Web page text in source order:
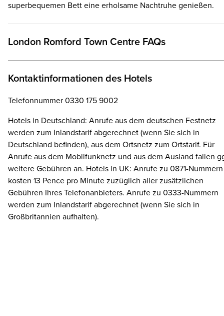
superbequemen Bett eine erholsame Nachtruhe genießen.
London Romford Town Centre FAQs
Kontaktinformationen des Hotels
Telefonnummer 0330 175 9002
Hotels in Deutschland: Anrufe aus dem deutschen Festnetz
werden zum Inlandstarif abgerechnet (wenn Sie sich in
Deutschland befinden), aus dem Ortsnetz zum Ortstarif. Für
Anrufe aus dem Mobilfunknetz und aus dem Ausland fallen
weitere Gebühren an. Hotels in UK: Anrufe zu 0871-Nummern
kosten 13 Pence pro Minute zuzüglich aller zusätzlichen
Gebühren Ihres Telefonanbieters. Anrufe zu 0333-Nummern
werden zum Inlandstarif abgerechnet (wenn Sie sich in
Großbritannien aufhalten).